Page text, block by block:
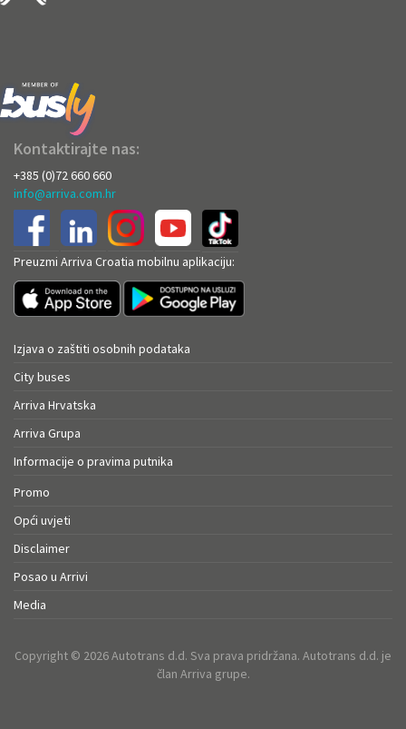
Kontaktirajte nas:
+385 (0)72 660 660
info@arriva.com.hr
Preuzmi Arriva Croatia mobilnu aplikaciju:
Izjava o zaštiti osobnih podataka
City buses
Arriva Hrvatska
Arriva Grupa
Informacije o pravima putnika
Promo
Opći uvjeti
Disclaimer
Posao u Arrivi
Media
Copyright © 2026 Autotrans d.d. Sva prava pridržana. Autotrans d.d. je
član Arriva grupe.